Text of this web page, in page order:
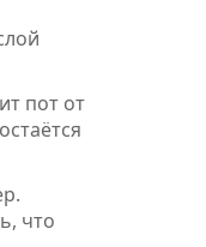
пот от
что